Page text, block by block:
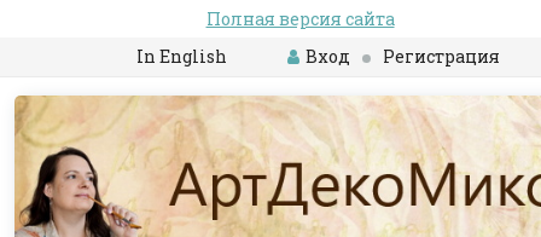
Полная версия сайта
In English
Вход Регистрация